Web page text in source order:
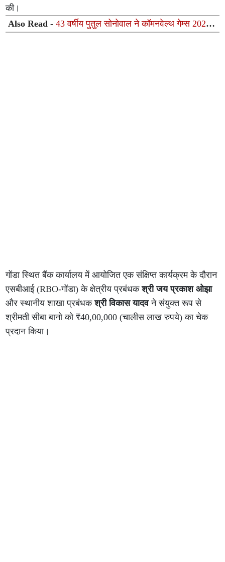
की।
Also Read -43 वर्षीय पुतुल सोनोवाल ने कॉमनवेल्थ गेम्स 2026
में रचा इतिहास, वर्ल्ड चैंपियन रयान बेस्टर को हराकर किया बड़ा
गोंडा स्थित बैंक कार्यालय में आयोजित एक संक्षिप्त कार्यक्रम के दौरान
एसबीआई (RBO-गोंडा) के क्षेत्रीय प्रबंधकश्री जय प्रकाश ओझा
और स्थानीय शाखा प्रबंधकश्री विकास यादवने संयुक्त रूप से
श्रीमती सीबा बानो को ₹40,00,000 (चालीस लाख रुपये) का चेक
प्रदान किया।